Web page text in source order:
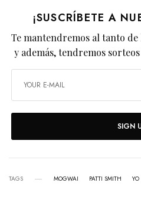
¡SUSCRÍBETE A
Te mantendremos al tanto de
y además, tendremos
SIGN
TAGS MOGWAI PATTI SMITH